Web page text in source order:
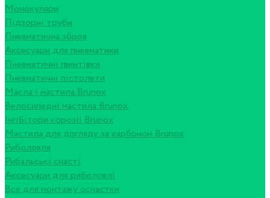
Монокуляри
Підзорні труби
Пневматична зброя
Аксесуари для пневматики
Пневматичні гвинтівки
Пневматичні пістолети
Масла і мастила Brunox
Велосипедні мастила Brunox
Інгібітори корозії Brunox
Мастила для догляду за карбоном Brunox
Риболовля
Рибальські снасті
Аксесуари для риболовлі
Все для монтажу оснастки